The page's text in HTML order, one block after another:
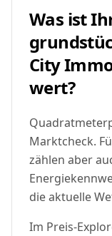
Was ist
City
wert?
Marktcheck.
zählen aber
die aktuelle
Im Preis-